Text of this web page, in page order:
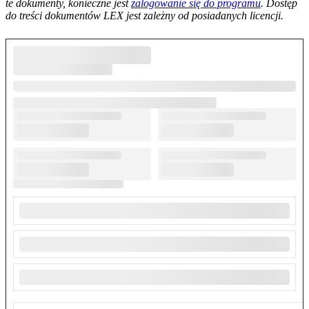
te dokumenty, konieczne jestzalogowanie się do programu. Dostęp
do treści dokumentów LEX jest zależny od posiadanych licencji.